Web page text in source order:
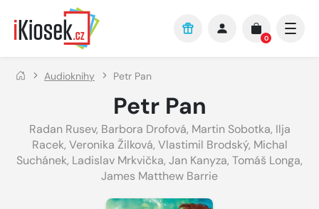
Přejít na hlavní obsah
0
Audioknihy Petr Pan
Petr Pan
Radan Rusev, Barbora Drofová, Martin Sobotka, Ilja
Racek, Veronika Žilková, Vlastimil Brodský, Michal
Suchánek, Ladislav Mrkvička, Jan Kanyza, Tomáš Longa,
James Matthew Barrie